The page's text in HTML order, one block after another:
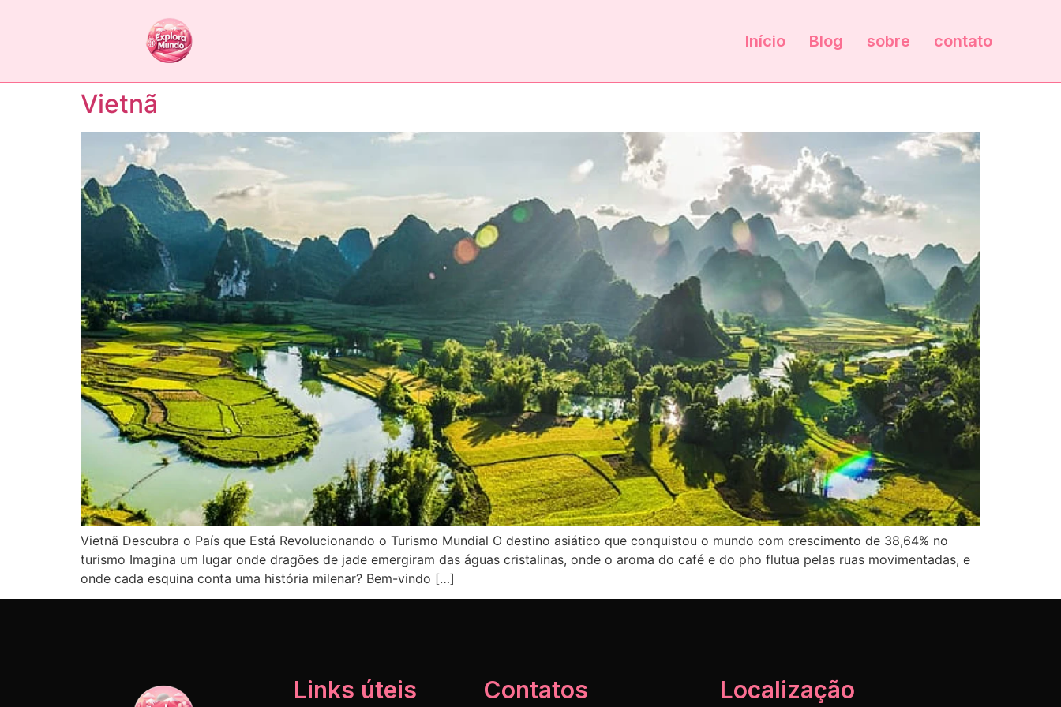
Início Blog sobre contato
Vietnã
Vietnã Descubra o País que Está Revolucionando o Turismo Mundial O destino asiático que conquistou o mundo com crescimento de 38,64% no
turismo Imagina um lugar onde dragões de jade emergiram das águas cristalinas, onde o aroma do café e do pho flutua pelas ruas movimentadas, e
onde cada esquina conta uma história milenar? Bem-vindo […]
Links úteis Contatos Localização